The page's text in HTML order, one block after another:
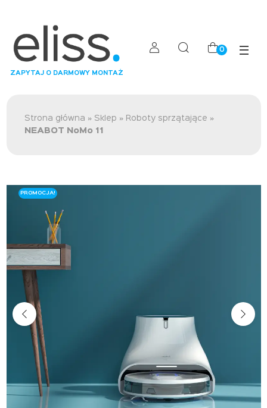
ZAPYTAJ O DARMOWY MONTAŻ
0
Strona główna » Sklep » Roboty sprzątające »
NEABOT NoMo 11
PROMOCJA!